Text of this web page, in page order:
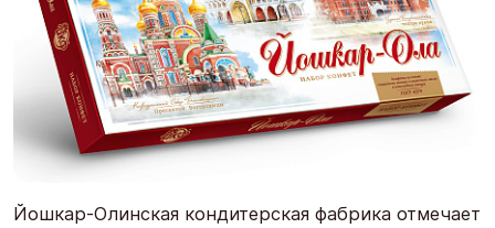
Йошкар-Олинская кондитерская фабрика отмечает